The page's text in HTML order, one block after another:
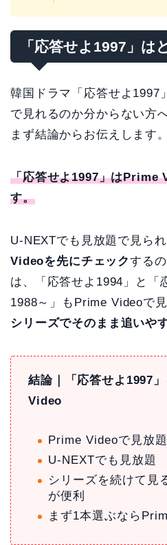
「応答せよ1997」は
韓国ドラマ「応答せよ1997
で見れるのか分からない方へ
まず結論からお伝えします。
「応答せよ1997」はPrime
す。
U-NEXTでも見放題で見ら
Videoを先にチェックする
は、「応答せよ1994」と「
1988～」もPrime Videoで
シリーズでそのまま追いや
結論｜「応答せよ1997
Video
Prime Videoで見放
U-NEXTでも見放題
シリーズを続けて見
が便利
まず1本選ぶなら